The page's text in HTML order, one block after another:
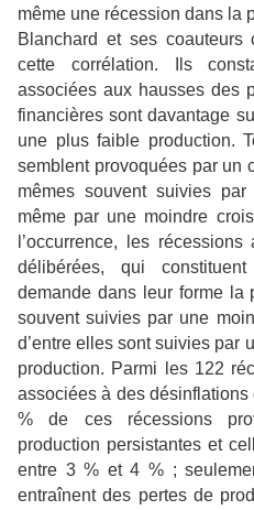
même une récession dans la
Blanchard et ses
cette corrélation. Ils
associées aux hausses des
financières sont davantage
une plus faible production.
semblent provoquées par un
mêmes souvent suivies
même par une moindre
l’occurrence, les
délibérées, qui
demande dans leur forme la
souvent suivies par une
d’entre elles sont suivies par
production. Parmi les 122
associées à des
% de ces récessions
production persistantes et
entre 3 % et 4 % ;
entraînent des pertes de